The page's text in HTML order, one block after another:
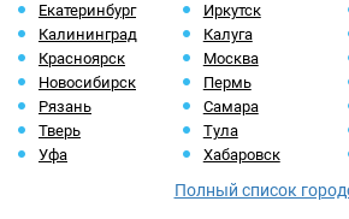
Екатеринбург
Иркутск
Калининград
Калуга
Красноярск
Москва
Новосибирск
Пермь
Рязань
Самара
Тверь
Тула
Уфа
Хабаровск
Полный список